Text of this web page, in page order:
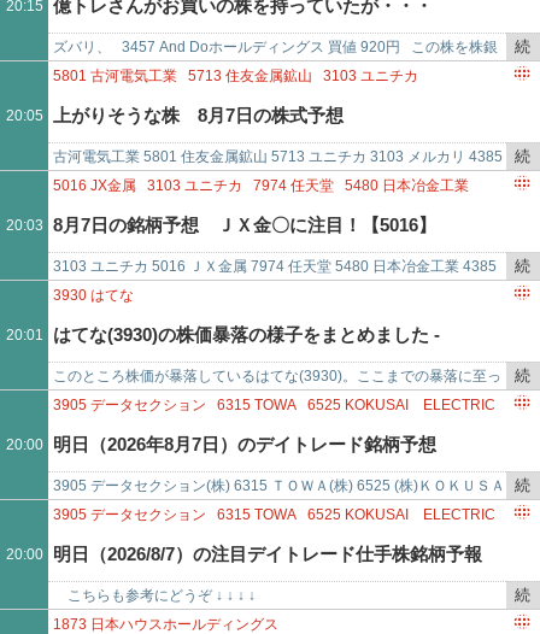
事
で
20:15 億トレさんがお買いの株を持っていたが・・・
ズバリ、 3457 And Doホールディングス 買値 920円 この株を株銀
は2000株持っています。 含み損です。 ナン…
続
き
事
で
20:05
5801 古河電気工業 5713 住友金属鉱山 3103 ユニチカ
4385
上がりそうな株 8月7日の株式予想
古河電気工業 5801 住友金属鉱山 5713 ユニチカ 3103 メルカリ 4385
続
き
事
で
20:03
5016 JX金属 3103 ユニチカ 7974 任天堂 5480 日本冶金工業
メルカリ
8月7日の銘柄予想 ＪＸ金〇に注目！【5016】
3103 ユニチカ 5016 ＪＸ金属 7974 任天堂 5480 日本冶金工業 4385
メルカリ
続
き
事
で
20:01
3930 はてな
はてな(3930)の株価暴落の様子をまとめました -
2026/08/06
このところ株価が暴落しているはてな(3930)。ここまでの暴落に至っ
た経緯を、日足チャートと、ニュース、ブログ、掲示板での反応と共
続
き
事
で
20:00
3905 データセクション 6315 TOWA 6525 KOKUSAI ELECTRIC
6976
明日（2026年8月7日）のデイトレード銘柄予想
3905 データセクション(株) 6315 ＴＯＷＡ(株) 6525 (株)ＫＯＫＵＳＡ
Ｉ ＥＬＥＣＴＲＩＣ 6976 太陽誘電(株)
続
き
事
で
20:00
3905 データセクション 6315 TOWA 6525 KOKUSAI ELECTRIC
6976
明日（2026/8/7）の注目デイトレード仕手株銘柄予報
こちらも参考にどうぞ ↓ ↓ ↓ ↓
http://kabutokidokisensui.blog.fc2.com/ 3905…
続
き
1873 日本ハウスホールディングス